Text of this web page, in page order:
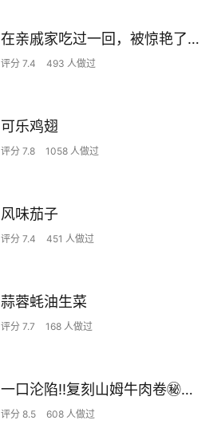
在亲戚家吃过一回，被惊艳了…
评分 7.4 493 人做过
可乐鸡翅
评分 7.8 1058 人做过
风味茄子
评分 7.4 451 人做过
蒜蓉蚝油生菜
评分 7.7 168 人做过
一口沦陷‼️复刻山姆牛肉卷㊙️皮薄馅足爆好吃
评分 8.5 608 人做过